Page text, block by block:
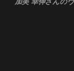
加美 幸伸さんの